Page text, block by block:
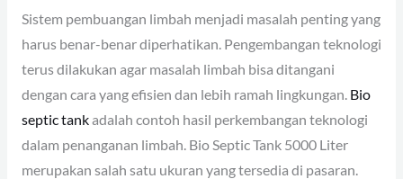
Sistem pembuangan limbah menjadi masalah penting yang
harus benar-benar diperhatikan. Pengembangan teknologi
terus dilakukan agar masalah limbah bisa ditangani
dengan cara yang efisien dan lebih ramah lingkungan. Bio
septic tankadalah contoh hasil perkembangan teknologi
dalam penanganan limbah. Bio Septic Tank 5000 Liter
merupakan salah satu ukuran yang tersedia di pasaran.